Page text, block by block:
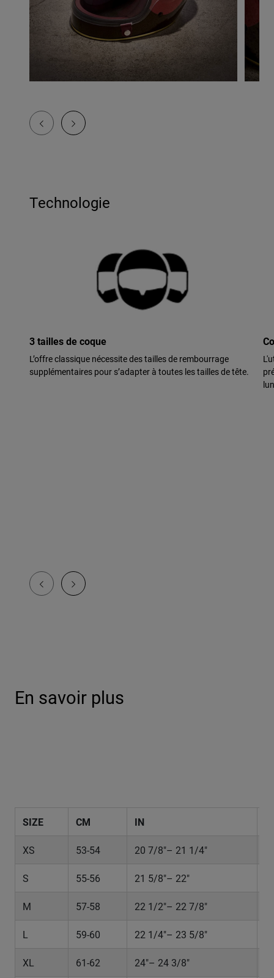
Technologie
3 tailles de coque
L’offre classique nécessite des tailles de rembourrage
supplémentaires pour s’adapter à toutes les tailles de tête.
En savoir plus
SIZE CM IN
XS 53-54 20 7/8"– 21 1/4"
S 55-56 21 5/8"– 22"
M 57-58 22 1/2"– 22 7/8"
L 59-60 22 1/4"– 23 5/8"
XL 61-62 24"– 24 3/8"